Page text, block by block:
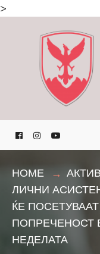
>
HOME
ЛИЧНИ
ЌЕ
ПОПРЕЧЕНОСТ
НЕДЕЛАТА